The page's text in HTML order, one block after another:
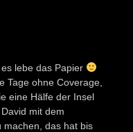
lebe das Papier
Tage ohne Coverage,
eine Hälfe der Insel
mit dem
machen, das hat bis